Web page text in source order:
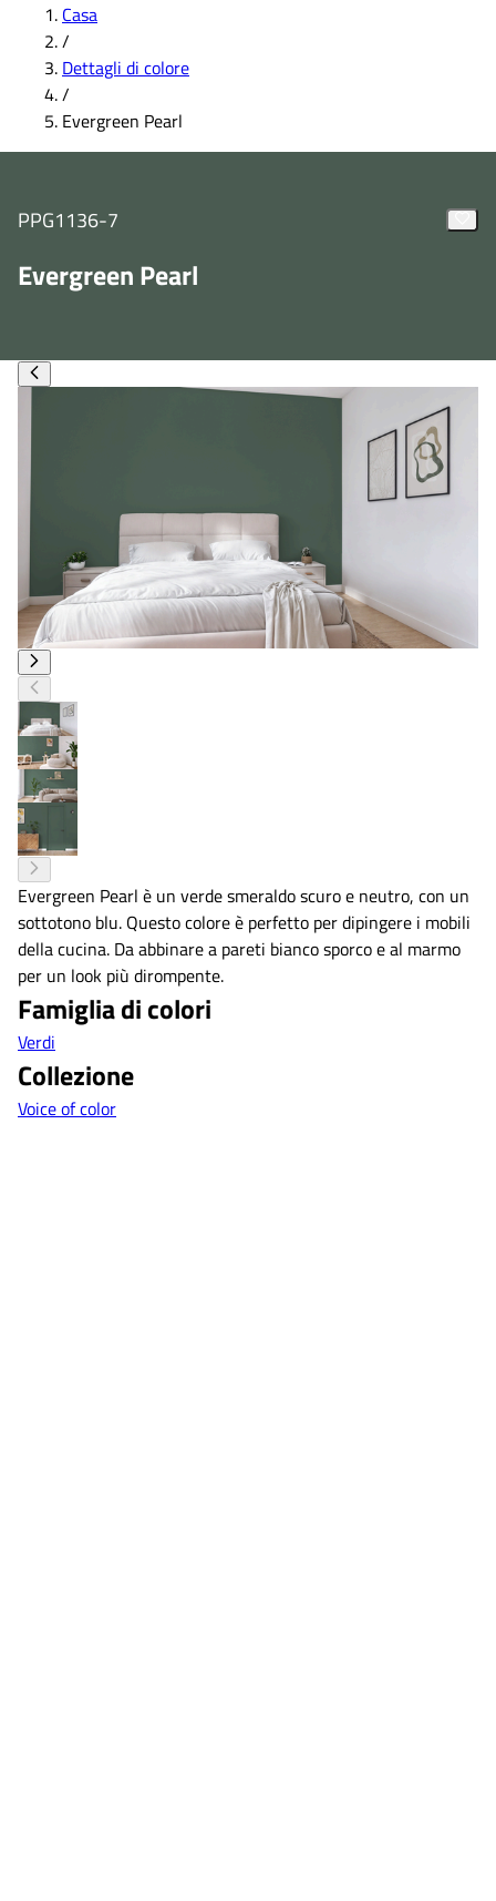
Casa
/
Dettagli di colore
/
Evergreen Pearl
PPG1136-7
Evergreen Pearl
Evergreen Pearl è un verde smeraldo scuro e neutro, con un
sottotono blu. Questo colore è perfetto per dipingere i mobili
della cucina. Da abbinare a pareti bianco sporco e al marmo
per un look più dirompente.
Famiglia di colori
Verdi
Collezione
Voice of color